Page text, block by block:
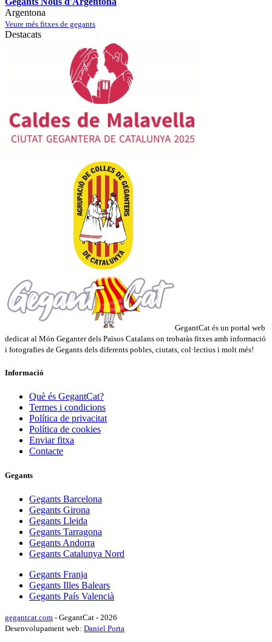
Argentona
Veure més fitxes de gegants
Destacats
GegantCat és un portal web
dedicat al Món Geganter dels Països Catalans on trobaràs fitxes amb informació
i fotografies de Gegants dels diferents pobles, ciutats, col·lectius i molt més!
Informació
Què és GegantCat?
Termes i condicions
Política de privacitat
Política de cookies
Enviar fitxa
Contacte
Gegants
Gegants Barcelona
Gegants Girona
Gegants Lleida
Gegants Tarragona
Gegants Andorra
Gegants Catalunya Nord
Gegants Franja
Gegants Illes Balears
Gegants País Valencià
gegantcat.com - GegantCat - 2026
Desenvolupament web: Daniel Porta